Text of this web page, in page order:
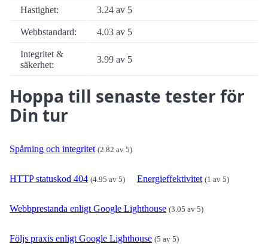
Hastighet: 3.24 av 5
Webbstandard: 4.03 av 5
Integritet &
säkerhet:
3.99 av 5
Hoppa till senaste tester för
Din tur
Spårning och integritet (2.82 av 5)
HTTP statuskod 404 (4.95 av 5) Energieffektivitet (1 av 5)
Webbprestanda enligt Google Lighthouse (3.05 av 5)
Följs praxis enligt Google Lighthouse (5 av 5)